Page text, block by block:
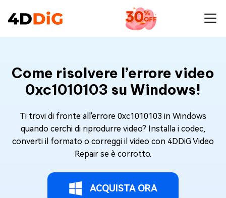
Come risolvere l’errore video
0xc1010103 su Windows!
Ti trovi di fronte all'errore 0xc1010103 in Windows
quando cerchi di riprodurre video? Installa i codec,
converti il formato o correggi il video con 4DDiG Video
Repair se è corrotto.
ACQUISTA ORA